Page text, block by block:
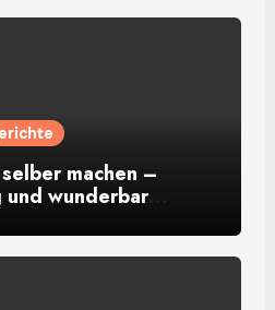
machen –
wunderbar